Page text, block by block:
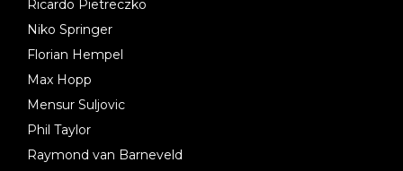
Ricardo Pietreczko
Niko Springer
Florian Hempel
Max Hopp
Mensur Suljovic
Phil Taylor
Raymond van Barneveld